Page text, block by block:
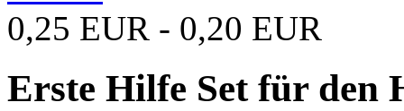
0,25 EUR - 0,20 EUR
Erste Hilfe Set für den